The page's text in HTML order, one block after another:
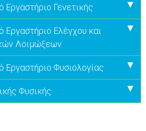
Εργαστήριο Γενετικής
Εργαστήριο Ελέγχου και
Λοιμώξεων
Εργαστήριο Φυσιολογίας
Φυσικής